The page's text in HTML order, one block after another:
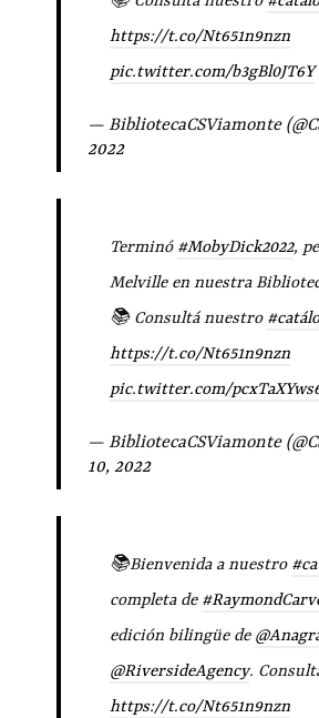
https://t.co/Nt651n9nzn
pic.twitter.com/b3gBl0JT6Y
— BibliotecaCSViamonte
2022
Terminó #MobyDick2022,
Melville en nuestra
📚 Consultá nuestro
https://t.co/Nt651n9nzn
pic.twitter.com/
— BibliotecaCSViamonte
10, 2022
📚Bienvenida a nuestro
completa de
edición bilingüe de
@RiversideAgency.
https://t.co/Nt651n9nzn